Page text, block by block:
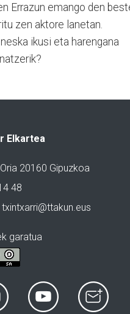
Errazun emango den
zen aktore lanetan.
ikusi eta harengana
Elkartea
20160 Gipuzkoa
48
garatua